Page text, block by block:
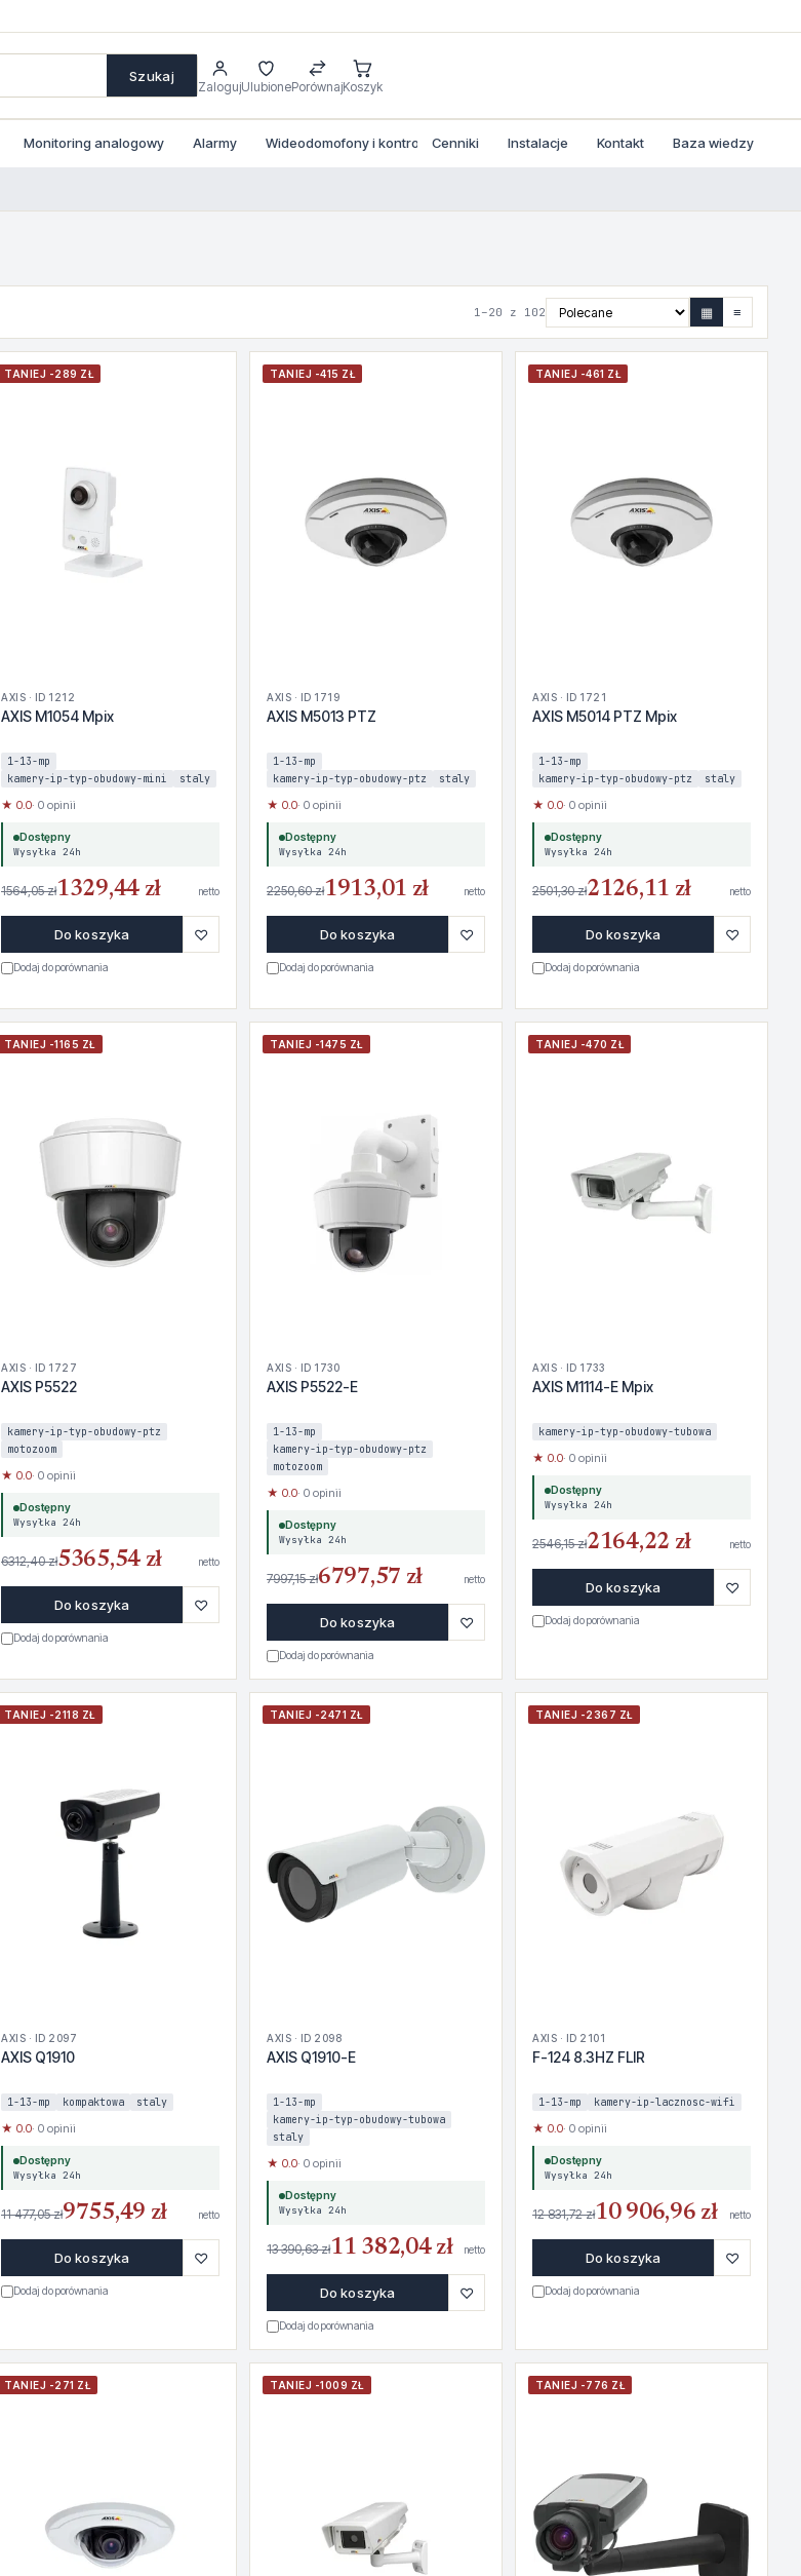
Szukaj
ZalogujUlubionePorównajKoszyk
Monitoring analogowy Alarmy Wideodomofony i kontrola dostepu
Cenniki Instalacje Kontakt Baza wiedzy
1–20 z 102 ▦ ≡
TANIEJ -289 ZŁ
AXIS · ID 1212
AXIS M1054 Mpix
1-13-mp
kamery-ip-typ-obudowy-mini
staly
★ 0.0· 0 opinii
Dostępny
Wysyłka 24h
1564,05 zł1329,44 zł netto
Do koszyka ♡
Dodaj do porównania
TANIEJ -415 ZŁ
AXIS · ID 1719
AXIS M5013 PTZ
1-13-mp
kamery-ip-typ-obudowy-ptz
staly
★ 0.0· 0 opinii
Dostępny
Wysyłka 24h
2250,60 zł1913,01 zł netto
Do koszyka ♡
Dodaj do porównania
TANIEJ -461 ZŁ
AXIS · ID 1721
AXIS M5014 PTZ Mpix
1-13-mp
kamery-ip-typ-obudowy-ptz
staly
★ 0.0· 0 opinii
Dostępny
Wysyłka 24h
2501,30 zł2126,11 zł netto
Do koszyka ♡
Dodaj do porównania
TANIEJ -1165 ZŁ
AXIS · ID 1727
AXIS P5522
kamery-ip-typ-obudowy-ptz
motozoom
★ 0.0· 0 opinii
Dostępny
Wysyłka 24h
6312,40 zł5365,54 zł netto
Do koszyka ♡
Dodaj do porównania
TANIEJ -1475 ZŁ
AXIS · ID 1730
AXIS P5522-E
1-13-mp
kamery-ip-typ-obudowy-ptz
motozoom
★ 0.0· 0 opinii
Dostępny
Wysyłka 24h
7997,15 zł6797,57 zł netto
Do koszyka ♡
Dodaj do porównania
TANIEJ -470 ZŁ
AXIS · ID 1733
AXIS M1114-E Mpix
kamery-ip-typ-obudowy-tubowa
★ 0.0· 0 opinii
Dostępny
Wysyłka 24h
2546,15 zł2164,22 zł netto
Do koszyka ♡
Dodaj do porównania
TANIEJ -2118 ZŁ
AXIS · ID 2097
AXIS Q1910
1-13-mp kompaktowa staly
★ 0.0· 0 opinii
Dostępny
Wysyłka 24h
11 477,05 zł9755,49 zł netto
Do koszyka ♡
Dodaj do porównania
TANIEJ -2471 ZŁ
AXIS · ID 2098
AXIS Q1910-E
1-13-mp
kamery-ip-typ-obudowy-tubowa
staly
★ 0.0· 0 opinii
Dostępny
Wysyłka 24h
13 390,63 zł11 382,04 zł netto
Do koszyka ♡
Dodaj do porównania
TANIEJ -2367 ZŁ
AXIS · ID 2101
F-124 8.3HZ FLIR
1-13-mp kamery-ip-lacznosc-wifi
★ 0.0· 0 opinii
Dostępny
Wysyłka 24h
12 831,72 zł10 906,96 zł netto
Do koszyka ♡
Dodaj do porównania
TANIEJ -271 ZŁ TANIEJ -1009 ZŁ TANIEJ -776 ZŁ